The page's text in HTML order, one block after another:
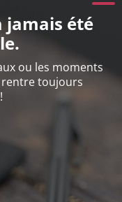
jamais été
ou les moments
rentre toujours